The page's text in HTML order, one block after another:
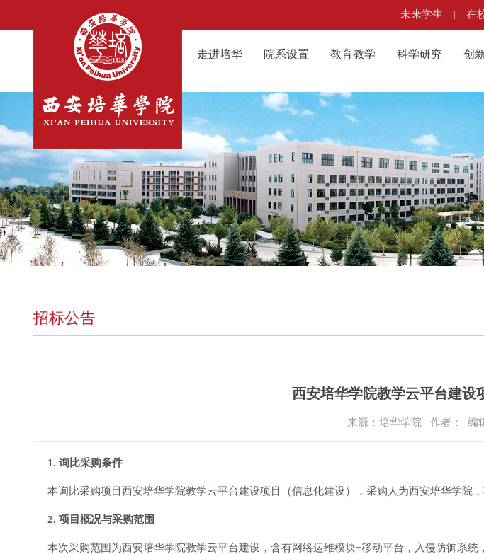
未来学生 | 在
走进培华 院系设置 教育教学 科学研究 创
招标公告
西安培华学院教学云平台建设
来源：培华学院 作者： 编
1. 询比采购条件
本询比采购项目西安培华学院教学云平台建设项目（信息化建设），采购人为西安培华学院
2. 项目概况与采购范围
本次采购范围为西安培华学院教学云平台建设，含有网络运维模块+移动平台，入侵防御系